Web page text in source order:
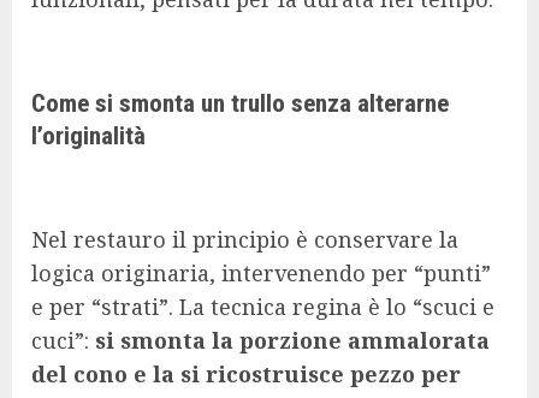
Come si smonta un trullo senza alterarne
l’originalità
Nel restauro il principio è conservare la
logica originaria, intervenendo per “punti”
e per “strati”. La tecnica regina è lo “scuci e
cuci”: si smonta la porzione ammalorata
del cono e la si ricostruisce pezzo per